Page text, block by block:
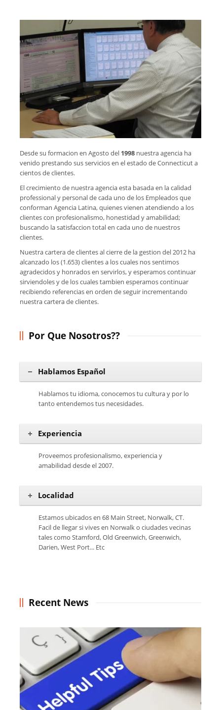
Desde su formacion en Agosto del 1998 nuestra agencia ha
venido prestando sus servicios en el estado de Connecticut a
cientos de clientes.
El crecimiento de nuestra agencia esta basada en la calidad
professional y personal de cada uno de los Empleados que
conforman Agencia Latina, quienes vienen atendiendo a los
clientes con profesionalismo, honestidad y amabilidad;
buscando la satisfaccion total en cada uno de nuestros
clientes.
Nuestra cartera de clientes al cierre de la gestion del 2012 ha
alcanzado los (1.653) clientes a los cuales nos sentimos
agradecidos y honrados en servirlos, y esperamos continuar
sirviendoles y de los cuales tambien esperamos continuar
recibiendo referencias en orden de seguir incrementando
nuestra cartera de clientes.
Por Que Nosotros??
Hablamos Español
Hablamos tu idioma, conocemos tu cultura y por lo
tanto entendemos tus necesidades.
Experiencia
Proveemos profesionalismo, experiencia y
amabilidad desde el 2007.
Localidad
Estamos ubicados en 68 Main Street, Norwalk, CT.
Facil de llegar si vives en Norwalk o ciudades vecinas
tales como Stamford, Old Greenwich, Greenwich,
Darien, West Port... Etc
Recent News